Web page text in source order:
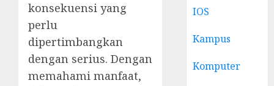
konsekuensi yang
perlu
dipertimbangkan
dengan serius. Dengan
memahami manfaat,
IOS
Kampus
Komputer